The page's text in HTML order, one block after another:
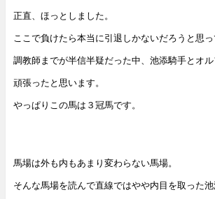
正直、ほっとしました。
ここで負けたら本当に引退しかないだろうと思っ
調教師までが半信半疑だった中、池添騎手とオ
頑張ったと思います。
やっぱりこの馬は３冠馬です。
馬場は外も内もあまり変わらない馬場。
そんな馬場を読んで直線ではやや内目を取った池